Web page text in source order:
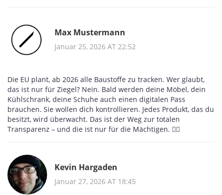
Max Mustermann
Januar 25, 2026 AT 22:52
Die EU plant, ab 2026 alle Baustoffe zu tracken. Wer glaubt,
das ist nur für Ziegel? Nein. Bald werden deine Möbel, dein
Kühlschrank, deine Schuhe auch einen digitalen Pass
brauchen. Sie wollen dich kontrollieren. Jedes Produkt, das du
besitzt, wird überwacht. Das ist der Weg zur totalen
Transparenz – und die ist nur für die Mächtigen. 🕵️‍♂️
Kevin Hargaden
Januar 27, 2026 AT 18:45